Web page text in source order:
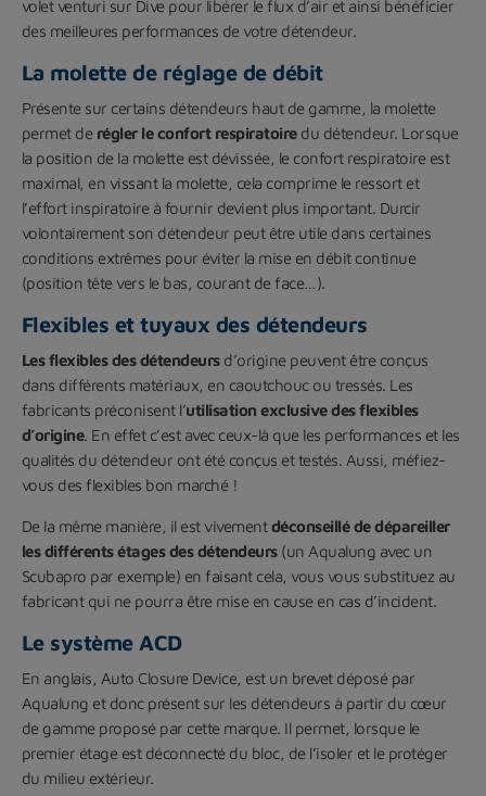
volet venturi sur Dive pour libérer le flux d’air et ainsi bénéficier
des meilleures performances de votre détendeur.
La molette de réglage de débit
Présente sur certains détendeurs haut de gamme, la molette
permet de régler le confort respiratoiredu détendeur. Lorsque
la position de la molette est dévissée, le confort respiratoire est
maximal, en vissant la molette, cela comprime le ressort et
l’effort inspiratoire à fournir devient plus important. Durcir
volontairement son détendeur peut être utile dans certaines
conditions extrêmes pour éviter la mise en débit continue
(position tête vers le bas, courant de face…).
Flexibles et tuyaux des détendeurs
Les flexibles des détendeursd’origine peuvent être conçus
dans différents matériaux, en caoutchouc ou tressés. Les
fabricants préconisent l’utilisation exclusive des flexibles
d’origine. En effet c’est avec ceux-là que les performances et les
qualités du détendeur ont été conçus et testés. Aussi, méfiez-
vous des flexibles bon marché !
De la même manière, il est vivementdéconseillé de dépareiller
les différents étages des détendeurs(un Aqualung avec un
Scubapro par exemple) en faisant cela, vous vous substituez au
fabricant qui ne pourra être mise en cause en cas d’incident.
Le système ACD
En anglais, Auto Closure Device, est un brevet déposé par
Aqualung et donc présent sur les détendeurs à partir du cœur
de gamme proposé par cette marque. Il permet, lorsque le
premier étage est déconnecté du bloc, de l’isoler et le protéger
du milieu extérieur.